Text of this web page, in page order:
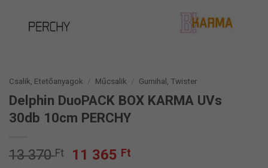
Csalik, Etetőanyagok / Műcsalik / Gumihal, Twister
Delphin DuoPACK BOX KARMA UVs
30db 10cm PERCHY
13 370Ft
Original
11 365 Ft